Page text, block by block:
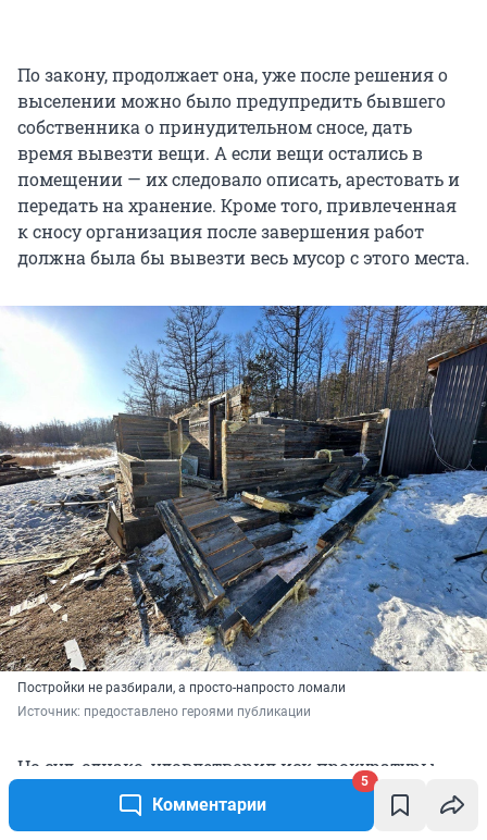
Комментарии
5
По закону, продолжает она, уже после решения о
выселении можно было предупредить бывшего
собственника о принудительном сносе, дать
время вывезти вещи. А если вещи остались в
помещении — их следовало описать, арестовать и
передать на хранение. Кроме того, привлеченная
к сносу организация после завершения работ
должна была бы вывезти весь мусор с этого места.
Постройки не разбирали, а просто-напросто ломали
Источник: предоставлено героями публикации
Но суд, однако, удовлетворил иск прокуратуры.
Причем, как рассказывает Ирина Бурмейстер, в
обосновании требований прокуратура, ссылалась